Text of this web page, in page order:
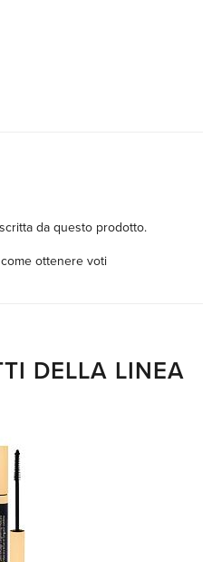
da questo prodotto.
ottenere voti
DELLA LINEA